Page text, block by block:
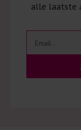
alle laatste